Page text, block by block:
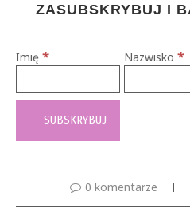
ZASUBSKRYBUJ I
Imię * Nazwisko *
0 komentarze